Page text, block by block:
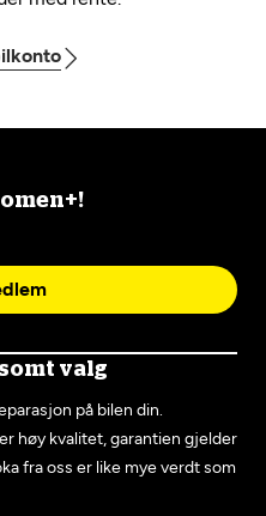
valg
på bilen din.
høy kvalitet, garantien gjelder
fra oss er like mye verdt som